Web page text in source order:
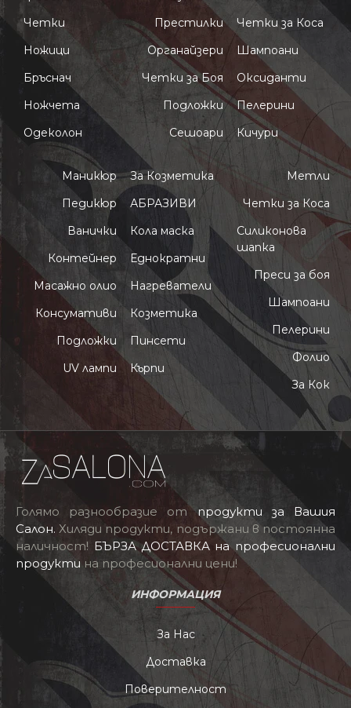
Четки
Ножици
Бръснач
Ножчета
Одеколон
Престилки
Органайзери
Четки за Боя
Подложки
Сешоари
Четки за Коса
Шампоани
Оксиданти
Пелерини
Кичури
Маникюр
Педикюр
Ванички
Контейнер
Масажно олио
Консумативи
Подложки
UV лампи
За Козметика
АБРАЗИВИ
Кола маска
Еднократни
Нагреватели
Козметика
Пинсети
Кърпи
Метли
Четки за Коса
Силиконова
шапка
Преси за боя
Шампоани
Пелерини
Фолио
За Кок
Голямо разнообразие отпродукти за Вашия
Салон.Хиляди продукти, подържани в постоянна
наличност! БЪРЗА ДОСТАВКА на професионални
продукти на професионални цени!
ИНФОРМАЦИЯ
За Нас
Доставка
Поверителност